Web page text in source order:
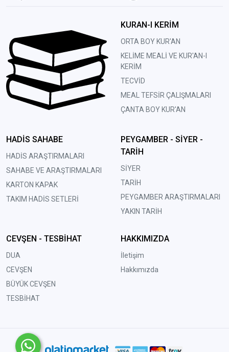
KURAN-I KERİM
ORTA BOY KUR'AN
KELİME MEALİ VE KUR'AN-I
KERİM
TECVİD
MEAL TEFSİR ÇALIŞMALARI
ÇANTA BOY KUR'AN
HADİS SAHABE
HADİS ARAŞTIRMALARI
SAHABE VE ARAŞTIRMALARI
KARTON KAPAK
TAKIM HADİS SETLERİ
PEYGAMBER - SİYER -
TARİH
SİYER
TARİH
PEYGAMBER ARAŞTIRMALARI
YAKIN TARİH
CEVŞEN - TESBİHAT
DUA
CEVŞEN
BÜYÜK CEVŞEN
TESBİHAT
HAKKIMIZDA
İletişim
Hakkımızda